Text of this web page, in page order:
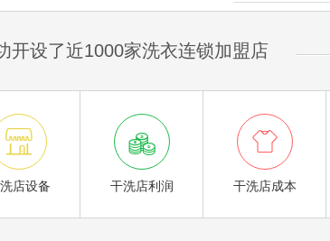
开设了近1000家洗衣连锁加盟店

店设备

干洗店利润

干洗店成本